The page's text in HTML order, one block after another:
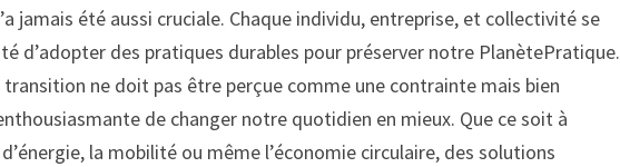
jamais été aussi cruciale. Chaque individu, entreprise, et collectivité se
d’adopter des pratiques durables pour préserver notre PlanètePratique.
transition ne doit pas être perçue comme une contrainte mais bien
de changer notre quotidien en mieux. Que ce soit à
la mobilité ou même l’économie circulaire, des solutions